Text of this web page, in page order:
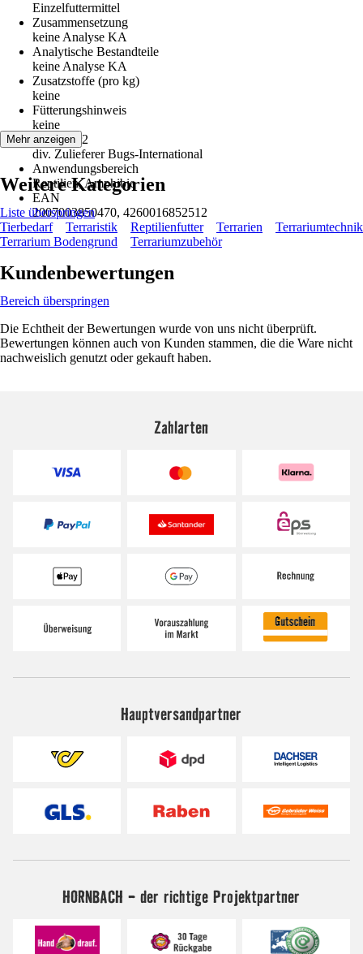
Einzelfuttermittel
Zusammensetzung
keine Analyse KA
Analytische Bestandteile
keine Analyse KA
Zusatzstoffe (pro kg)
keine
Fütterungshinweis
keine
Hersteller2
div. Zulieferer Bugs-International
Anwendungsbereich
Reptilien, Amphibie
EAN
2007003850470, 4260016852512
Mehr anzeigen
Weitere Kategorien
Liste überspringen
Tierbedarf
Terraristik Reptilienfutter Terrarien
Terrariumtechnik
Terrarium Bodengrund
Terrariumzubehör
Kundenbewertungen
Bereich überspringen
Die Echtheit der Bewertungen wurde von uns nicht überprüft.
Bewertungen können auch von Kunden stammen, die die Ware nicht
nachweislich genutzt oder gekauft haben.
Zahlarten
Hauptversandpartner
HORNBACH - der richtige Projektpartner